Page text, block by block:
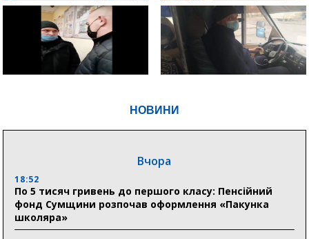
НОВИНИ
Вчора
18:52
По 5 тисяч гривень до першого класу: Пенсійний
фонд Сумщини розпочав оформлення «Пакунка
школяра»